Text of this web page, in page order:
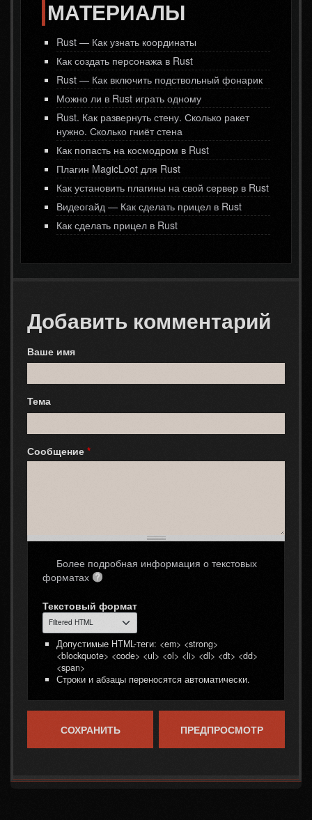
МАТЕРИАЛЫ
Rust — Как узнать координаты
Как создать персонажа в Rust
Rust — Как включить подствольный фонарик
Можно ли в Rust играть одному
Rust. Как развернуть стену. Сколько ракет
нужно. Сколько гниёт стена
Как попасть на космодром в Rust
Плагин MagicLoot для Rust
Как установить плагины на свой сервер в Rust
Видеогайд — Как сделать прицел в Rust
Как сделать прицел в Rust
Добавить комментарий
Ваше имя
Тема
Сообщение *
Более подробная информация о текстовых
форматах
Текстовый формат
Допустимые HTML-теги: <em> <strong>
<blockquote> <code> <ul> <ol> <li> <dl> <dt> <dd>
<span>
Строки и абзацы переносятся автоматически.